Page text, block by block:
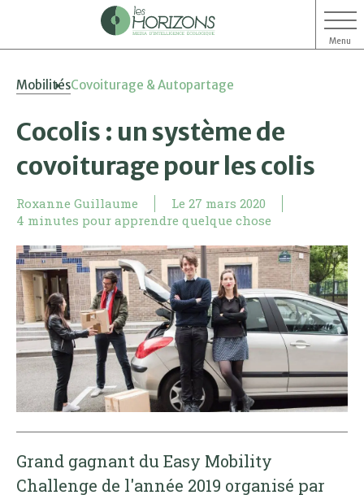
Menu
MobilitésCovoiturage & Autopartage
Cocolis : un système de
covoiturage pour les colis
Roxanne Guillaume Le 27 mars 2020
4 minutes pour apprendre quelque chose
Grand gagnant du Easy Mobility
Challenge de l'année 2019 organisé par